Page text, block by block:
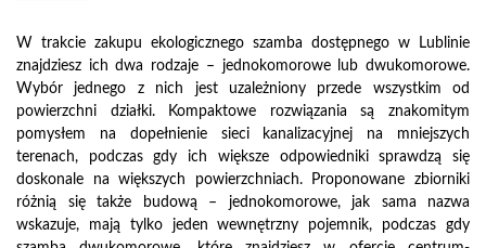
W trakcie zakupu ekologicznego szamba dostępnego w Lublinie
znajdziesz ich dwa rodzaje – jednokomorowe lub dwukomorowe.
Wybór jednego z nich jest uzależniony przede wszystkim od
powierzchni działki. Kompaktowe rozwiązania są znakomitym
pomysłem na dopełnienie sieci kanalizacyjnej na mniejszych
terenach, podczas gdy ich większe odpowiedniki sprawdzą się
doskonale na większych powierzchniach. Proponowane zbiorniki
różnią się także budową – jednokomorowe, jak sama nazwa
wskazuje, mają tylko jeden wewnętrzny pojemnik, podczas gdy